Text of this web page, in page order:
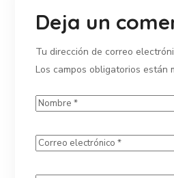
Deja un
Tu dirección de correo
Los campos obligatorios están